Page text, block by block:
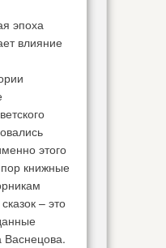
эпоха
влияние
этого
книжные
– это
Васнецова.